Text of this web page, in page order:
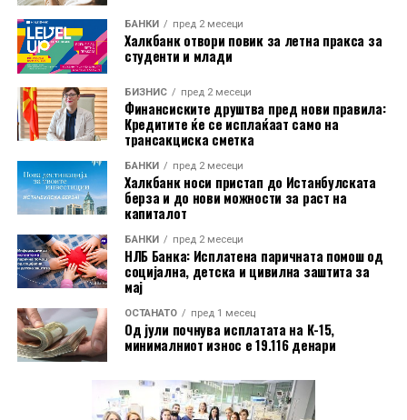
Во пакетот е вклучена и асистенција на пат за Европа
преку Халк Осигурување.
Дополнително, корисниците имаат бесплатно
електронско и мобилно банкарство, бесплатно СМС
информирање, како и можност за повлекување
готовина без надомест од сите банкомати во земјата.
Со овие поволности, Mastercard World Debit е
насочена кон корисници кои бараат дополнителни
услуги при патување, но и поедноставно секојдневно
банкарско работење.
БАНКИ пред 2 месеци
Халкбанк отвори повик за летна пракса за
студенти и млади
БИЗНИС пред 2 месеци
Финансиските друштва пред нови правила:
Кредитите ќе се исплаќаат само на
трансакциска сметка
БАНКИ пред 2 месеци
Халкбанк носи пристап до Истанбулската
берза и до нови можности за раст на
капиталот
БАНКИ пред 2 месеци
НЛБ Банка: Исплатена паричната помош од
социјална, детска и цивилна заштита за
мај
ОСТАНАТО пред 1 месец
Од јули почнува исплатата на К-15,
минималниот износ е 19.116 денари